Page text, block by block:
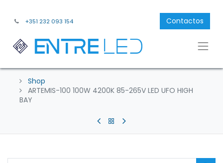
+351 232 093 154 Contactos
Shop
ARTEMIS-100 100W 4200K 85-265V LED UFO HIGH
BAY